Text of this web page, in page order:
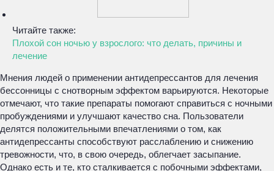
Читайте также:
Плохой сон ночью у взрослого: что делать, причины и
лечение
Мнения людей о применении антидепрессантов для лечения
бессонницы с снотворным эффектом варьируются. Некоторые
отмечают, что такие препараты помогают справиться с ночными
пробуждениями и улучшают качество сна. Пользователи
делятся положительными впечатлениями о том, как
антидепрессанты способствуют расслаблению и снижению
тревожности, что, в свою очередь, облегчает засыпание.
Однако есть и те, кто сталкивается с побочными эффектами,